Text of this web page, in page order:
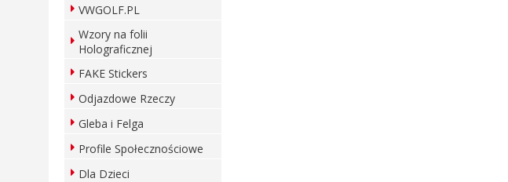
VWGOLF.PL
Wzory na folii
Holograficznej
FAKE Stickers
Odjazdowe Rzeczy
Gleba i Felga
Profile Społecznościowe
Dla Dzieci